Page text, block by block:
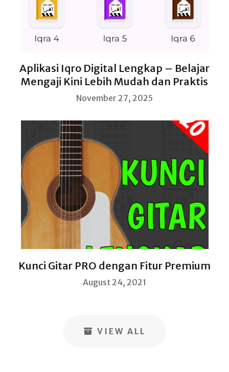
Aplikasi Iqro Digital Lengkap – Belajar
Mengaji Kini Lebih Mudah dan Praktis
November 27, 2025
Kunci Gitar PRO dengan Fitur Premium
August 24, 2021
VIEW ALL